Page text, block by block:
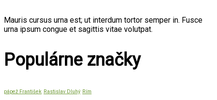
Mauris cursus urna est; ut interdum tortor semper in. Fusce
urna ipsum congue et sagittis vitae volutpat.
Populárne značky
pápež František Rastislav Dluhý Rím